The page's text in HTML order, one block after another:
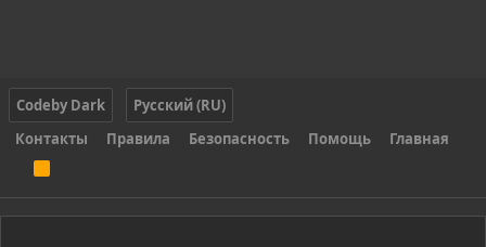
Codeby Dark
Русский (RU)
Контакты
Правила Безопасность Помощь Главная
S